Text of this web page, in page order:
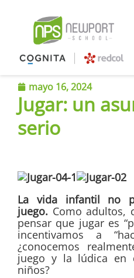
mayo 16, 2024
Jugar: un
serio
La vida infantil no
juego. Como adultos,
pensar que jugar es
incentivamos a
¿conocemos
juego y la lúdica en
niños?